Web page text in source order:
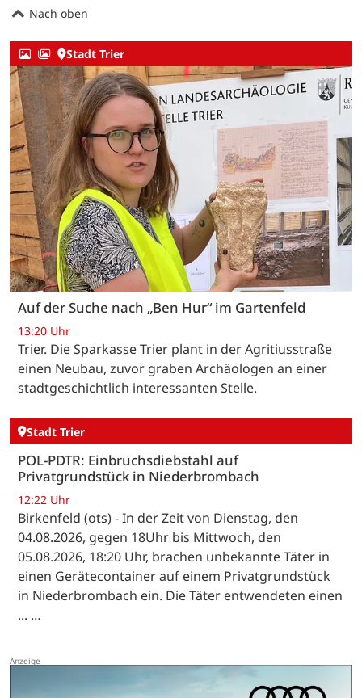
Nach oben
Stadt Trier
Auf der Suche nach „Ben Hur“ im Gartenfeld
13:20 Uhr
Trier. Die Sparkasse Trier plant in der Agritiusstraße
einen Neubau, zuvor graben Archäologen an einer
stadtgeschichtlich interessanten Stelle.
Stadt Trier
POL-PDTR: Einbruchsdiebstahl auf
Privatgrundstück in Niederbrombach
12:22 Uhr
Birkenfeld (ots) - In der Zeit von Dienstag, den
04.08.2026, gegen 18Uhr bis Mittwoch, den
05.08.2026, 18:20 Uhr, brachen unbekannte Täter in
einen Gerätecontainer auf einem Privatgrundstück
in Niederbrombach ein. Die Täter entwendeten einen
... …